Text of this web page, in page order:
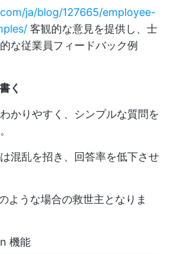
ja/blog/127665/employee-
客観的な意見を提供し、士
な従業員フィードバック例
く
かりやすく、シンプルな質問を
混乱を招き、回答率を低下させ
ような場合の救世主となりま
機能